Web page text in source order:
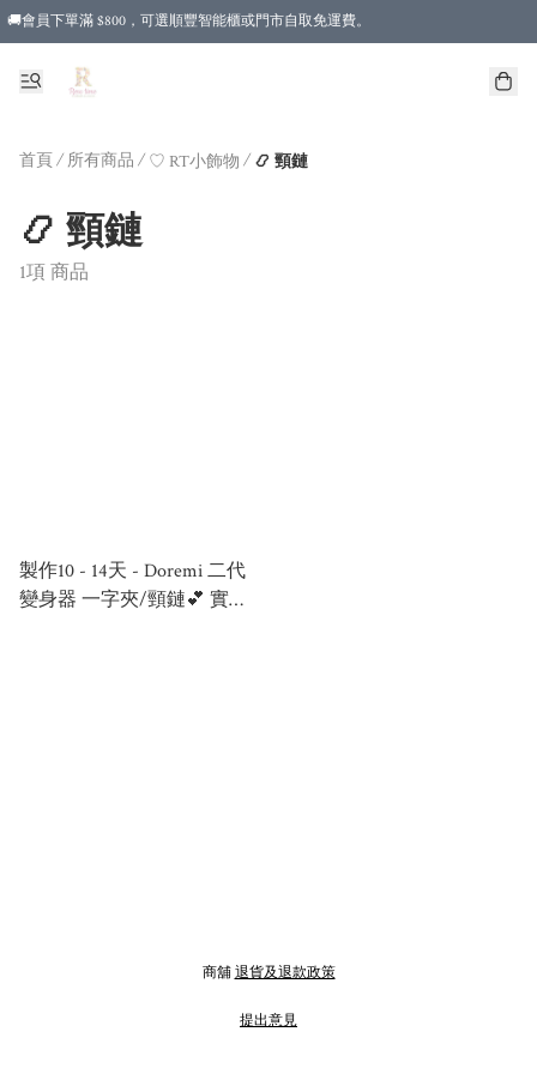
🚚會員下單滿 $800，可選順豐智能櫃或門市自取免運費。
首頁/ 所有商品 / ♡ RT小飾物 / 📿 頸鏈
📿 頸鏈
1項 商品
製作10 - 14天 - Doremi 二代
變身器 一字夾/頸鏈💕 實色
商舖 退貨及退款政策
提出意見